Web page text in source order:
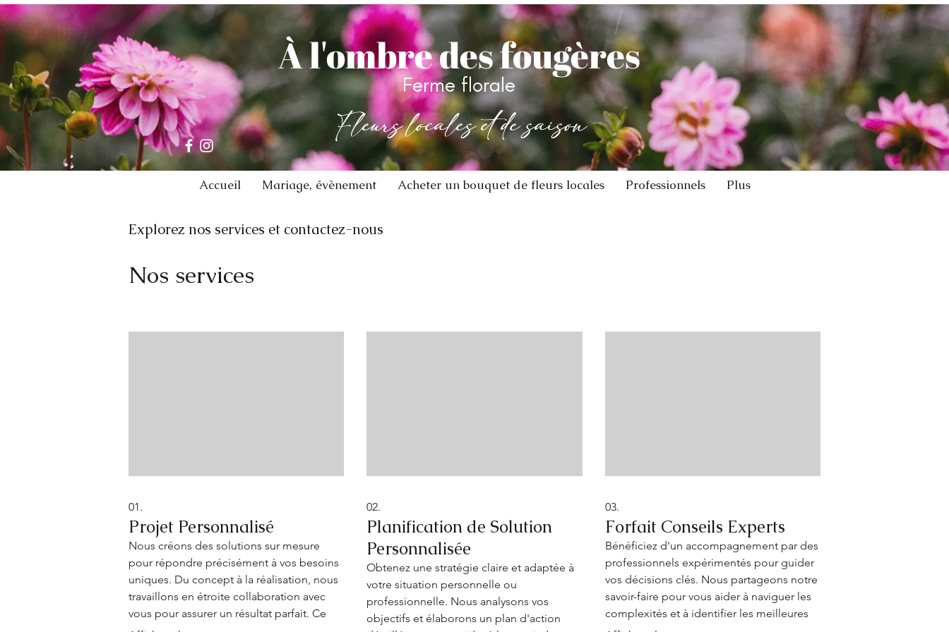
À l'ombre des fougères
Ferme florale
Fleurs locales et de saison
Accueil Mariage, évènement Acheter un bouquet de fleurs locales Professionnels Plus
Explorez nos services et contactez-nous
Nos services
01.
Projet Personnalisé
Nous créons des solutions sur mesure
pour répondre précisément à vos besoins
uniques. Du concept à la réalisation, nous
travaillons en étroite collaboration avec
vous pour assurer un résultat parfait. Ce
02.
Planification de Solution
Personnalisée
Obtenez une stratégie claire et adaptée à
votre situation personnelle ou
professionnelle. Nous analysons vos
objectifs et élaborons un plan d'action
03.
Forfait Conseils Experts
Bénéficiez d'un accompagnement par des
professionnels expérimentés pour guider
vos décisions clés. Nous partageons notre
savoir-faire pour vous aider à naviguer les
complexités et à identifier les meilleures